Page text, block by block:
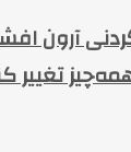
آرون
تغییر